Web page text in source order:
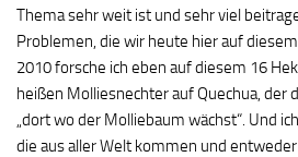
Thema sehr weit ist und sehr viel
Problemen, die wir heute hier auf
2010 forsche ich eben auf diesem 16
heißen Molliesnechter auf Quechua, der
„dort wo der Molliebaum wächst“. Und
die aus aller Welt kommen und